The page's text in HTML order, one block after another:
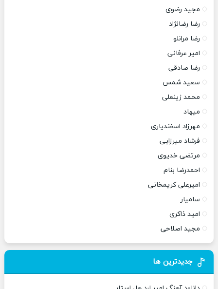
مجید رضوی
رضا رضانژاد
رضا مرانلو
امیر عرفانی
رضا صادقی
سعید شمس
محمد زینعلی
میهاد
مهرزاد اسفندیاری
فرشاد میرزایی
مرتضی خدیوی
احمدرضا بنام
امیرعلی کریمخانی
سامیار
امید ذاکری
مجید اصلاحی
جدیدترین ها